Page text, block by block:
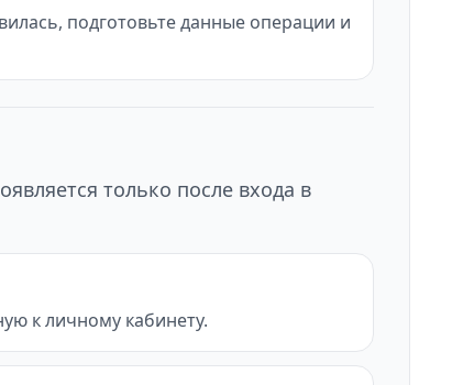
подготовьте данные операции и
только после входа в
к личному кабинету.